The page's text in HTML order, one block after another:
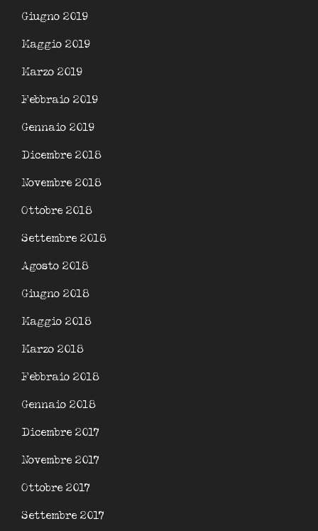
Giugno 2019
Maggio 2019
Marzo 2019
Febbraio 2019
Gennaio 2019
Dicembre 2018
Novembre 2018
Ottobre 2018
Settembre 2018
Agosto 2018
Giugno 2018
Maggio 2018
Marzo 2018
Febbraio 2018
Gennaio 2018
Dicembre 2017
Novembre 2017
Ottobre 2017
Settembre 2017